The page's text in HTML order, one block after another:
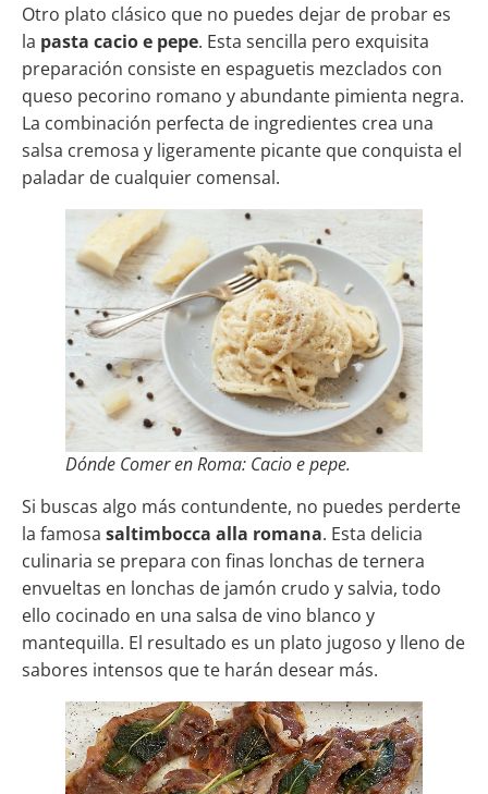
Otro plato clásico que no puedes dejar de probar es
la pasta cacio e pepe. Esta sencilla pero exquisita
preparación consiste en espaguetis mezclados con
queso pecorino romano y abundante pimienta negra.
La combinación perfecta de ingredientes crea una
salsa cremosa y ligeramente picante que conquista el
paladar de cualquier comensal.
Dónde Comer en Roma: Cacio e pepe.
Si buscas algo más contundente, no puedes perderte
la famosa saltimbocca alla romana. Esta delicia
culinaria se prepara con finas lonchas de ternera
envueltas en lonchas de jamón crudo y salvia, todo
ello cocinado en una salsa de vino blanco y
mantequilla. El resultado es un plato jugoso y lleno de
sabores intensos que te harán desear más.